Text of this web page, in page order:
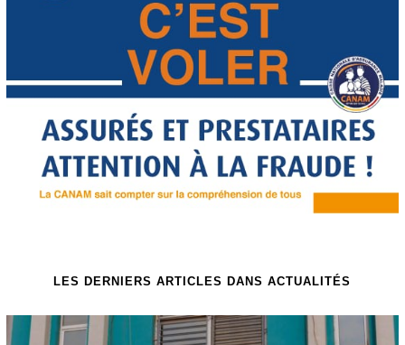
LES DERNIERS ARTICLES DANS ACTUALITÉS